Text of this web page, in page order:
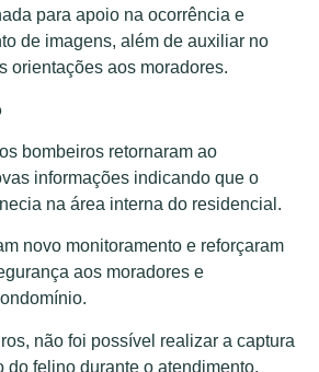
para apoio na ocorrência e
de imagens, além de auxiliar no
orientações aos moradores.
bombeiros retornaram ao
informações indicando que o
na área interna do residencial.
novo monitoramento e reforçaram
aos moradores e
não foi possível realizar a captura
do felino durante o atendimento.